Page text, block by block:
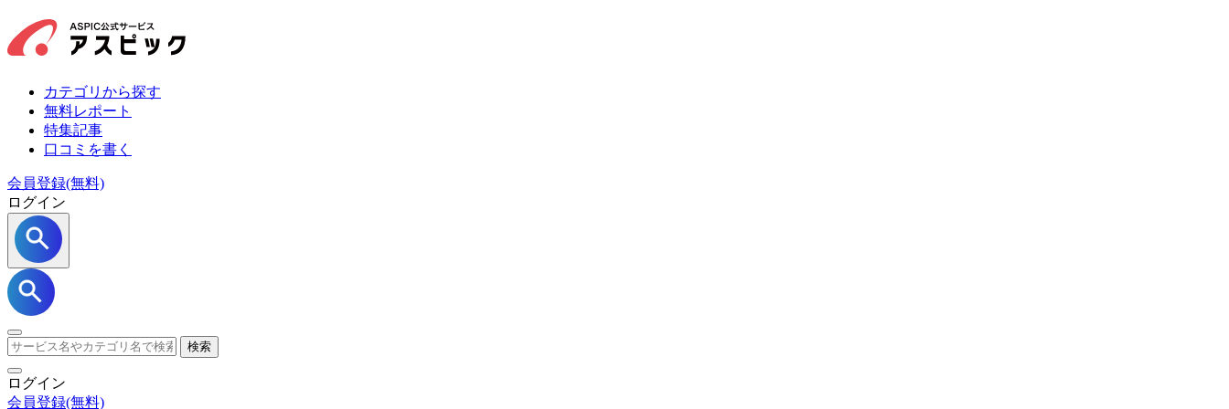
カテゴリから探す
無料レポート
特集記事
口コミを書く
会員登録(無料)
ログイン
検索
ログイン
会員登録(無料)